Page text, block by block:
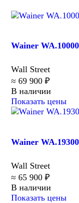
Wainer
Wall Street
≈ 69 900 ₽
В наличии
Показать цены
Wainer
Wall Street
≈ 65 900 ₽
В наличии
Показать цены